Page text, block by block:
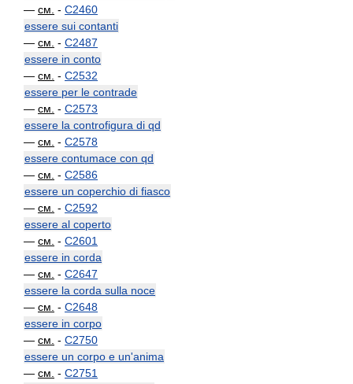
— см. - C2460
essere sui contanti
— см. - C2487
essere in conto
— см. - C2532
essere per le contrade
— см. - C2573
essere la controfigura di qd
— см. - C2578
essere contumace con qd
— см. - C2586
essere un coperchio di fiasco
— см. - C2592
essere al coperto
— см. - C2601
essere in corda
— см. - C2647
essere la corda sulla noce
— см. - C2648
essere in corpo
— см. - C2750
essere un corpo e un'anima
— см. - C2751